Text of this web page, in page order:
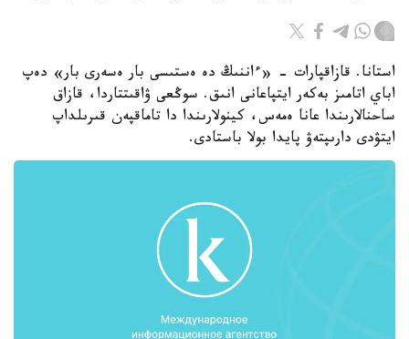
استانا. قازاقپارات - «ءاننىڭ دە ەستىسى بار ەسەرى بار» دەپ
اباي اتامىز بەكەر ايتپاعانى انىق. سوڭعى ۋاقىتتاردا، قازاق
ساحنالارىندا عانا ەمەس، كينولارىندا دا تاماقپەن قىرىلداپ
ايتۋدى دارىپتەۋ پايدا بولا باستادى.